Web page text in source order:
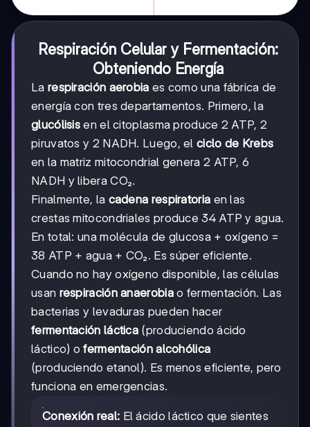
Respiración Celular y Fermentación:
Obteniendo Energía
La respiración aerobia es como una fábrica de
energía con tres departamentos. Primero, la
glucólisis en el citoplasma produce 2 ATP, 2
piruvatos y 2 NADH. Luego, elciclo de Krebs
en la matriz mitocondrial genera 2 ATP, 6
NADH y libera CO₂.
Finalmente, la cadena respiratoria en las
crestas mitocondriales produce 34 ATP y agua.
En total: una molécula de glucosa + oxígeno =
38 ATP + agua + CO₂. Es súper eficiente.
Cuando no hay oxígeno disponible, las células
usan respiración anaerobiao fermentación. Las
bacterias y levaduras pueden hacer
fermentación láctica (produciendo ácido
láctico) ofermentación alcohólica
(produciendo etanol). Es menos eficiente, pero
funciona en emergencias.
Conexión real: El ácido láctico que sientes